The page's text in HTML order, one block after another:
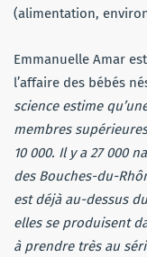
(alimentation,
Emmanuelle Amar
l’affaire des bébés
science estime
membres
10 000. Il y a 27 000
des Bouches-du-
est déjà au-dessus
elles se produisent
à prendre très au